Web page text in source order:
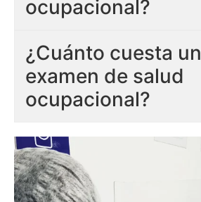
ocupacional?
¿Cuánto cuesta un
examen de salud
ocupacional?